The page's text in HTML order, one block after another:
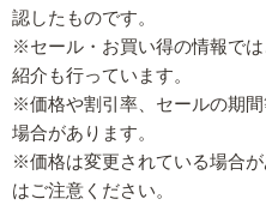
認したものです。
※セール・お買い得の情報で
紹介も行っています。
※価格や割引率、セールの期
場合があります。
※価格は変更されている場合
はご注意ください。